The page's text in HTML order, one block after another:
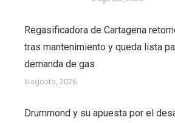
Regasificadora de Cartagena
tras mantenimiento y queda lista
demanda de gas
6 agosto, 2026
Drummond y su apuesta por el